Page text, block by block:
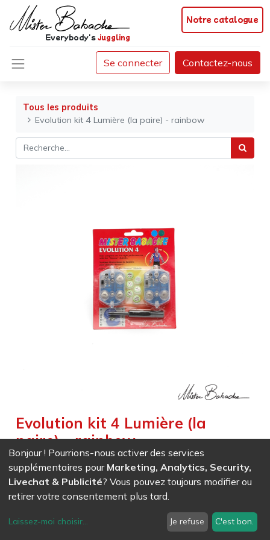
Notre catalogue
Everybody'sjuggling
Se connecter Contactez-nous
Tous les produits
Evolution kit 4 Lumière (la paire) - rainbow
Evolution kit 4 Lumière (la
paire) - rainbow
Weight : 0,100kg
Le kit Evolution 4 (2 x 3 LED) illumine les deux calottes de
diabolos FINESSE, TORNADO et FASCINATION
Attention : Il faut prévoir l'adaptateur et le chargeur.
Bonjour ! Pourrions-nous activer des services
supplémentaires pour Marketing, Analytics, Security,
Livechat & Publicité? Vous pouvez toujours modifier ou
retirer votre consentement plus tard.
Laissez-moi choisir... Je refuse C'est bon.